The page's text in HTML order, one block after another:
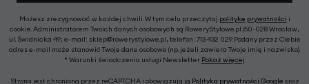
Możesz zrezygnować w każdej chwili. W tym celu przeczytaj politykę prywatności i
cookie. Administratorem Twoich danych osobowych są RoweryStylowe.pl (50-028 Wrocław,
ul. Świdnicka 49; e-mail: sklep@rowerystylowe.pl, telefon: 713 432 029. Podany przez Ciebie
adres e-mail może stanowić Twoje dane osobowe (np. jeżeli zawiera Twoje imię i nazwisko).
* Warunki świadczenia usługi Newsletter Pokaż więcej
Strona jest chroniona przez reCAPTCHA i obowiązują ją Polityka prywatności Google oraz